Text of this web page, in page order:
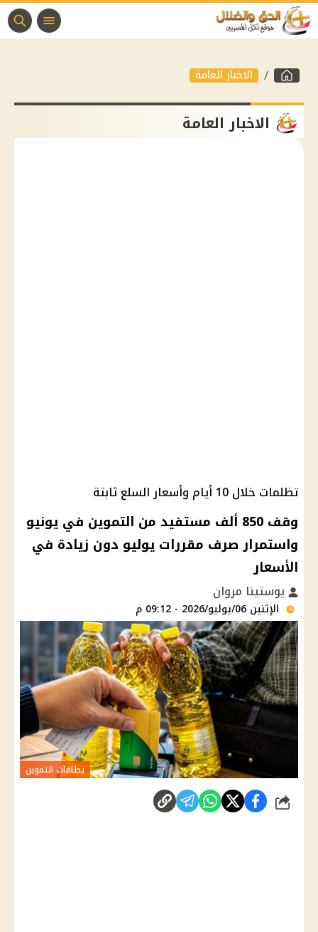
الاخبار العامة
الاخبار العامة
تظلمات خلال 10 أيام وأسعار السلع ثابتة
وقف 850 ألف مستفيد من التموين في يونيو
واستمرار صرف مقررات يوليو دون زيادة في
الأسعار
يوستينا مروان
الإثنين 06/يوليو/2026 - 09:12 م
بطاقات التموين
شارك